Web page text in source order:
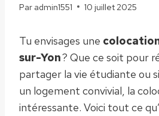
Par admin1551 10 juillet 2025
Tu envisages une
sur-Yon? Que ce soit pour
partager la vie étudiante ou
un logement convivial, la
intéressante. Voici tout ce